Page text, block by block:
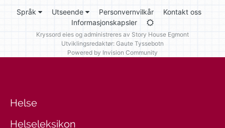
Språk Utseende Personvernvilkår
Kontakt oss
Informasjonskapsler
Kryssord eies og administreres av Story House Egmont
Utviklingsredaktør: Gaute Tyssebotn
Powered by Invision Community
Helse
Helseleksikon